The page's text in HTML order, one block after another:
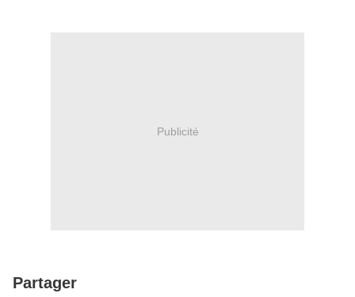
Publicité
Partager